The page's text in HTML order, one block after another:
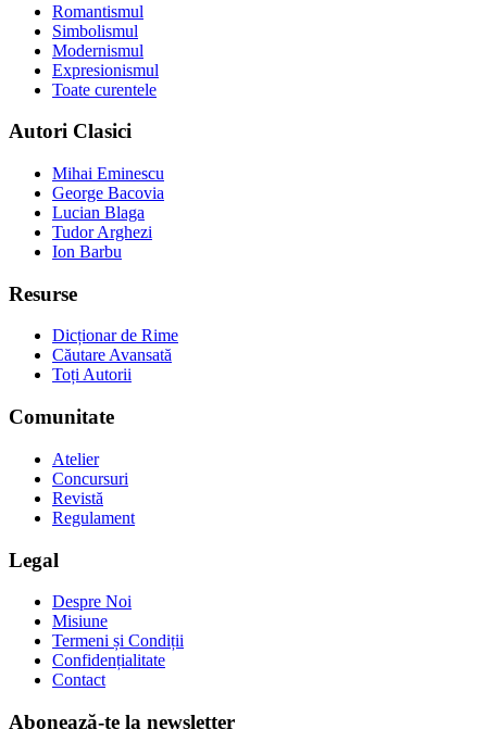
Romantismul
Simbolismul
Modernismul
Expresionismul
Toate curentele
Autori Clasici
Mihai Eminescu
George Bacovia
Lucian Blaga
Tudor Arghezi
Ion Barbu
Resurse
Dicționar de Rime
Căutare Avansată
Toți Autorii
Comunitate
Atelier
Concursuri
Revistă
Regulament
Legal
Despre Noi
Misiune
Termeni și Condiții
Confidențialitate
Contact
Abonează-te la newsletter